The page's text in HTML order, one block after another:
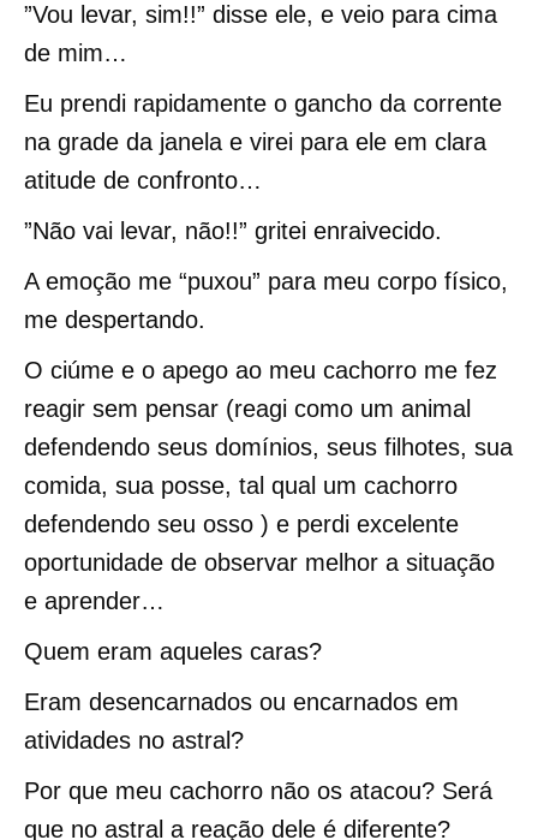
”Vou levar, sim!!” disse ele, e veio para cima
de mim…
Eu prendi rapidamente o gancho da corrente
na grade da janela e virei para ele em clara
atitude de confronto…
”Não vai levar, não!!” gritei enraivecido.
A emoção me “puxou” para meu corpo físico,
me despertando.
O ciúme e o apego ao meu cachorro me fez
reagir sem pensar (reagi como um animal
defendendo seus domínios, seus filhotes, sua
comida, sua posse, tal qual um cachorro
defendendo seu osso ) e perdi excelente
oportunidade de observar melhor a situação
e aprender…
Quem eram aqueles caras?
Eram desencarnados ou encarnados em
atividades no astral?
Por que meu cachorro não os atacou? Será
que no astral a reação dele é diferente?